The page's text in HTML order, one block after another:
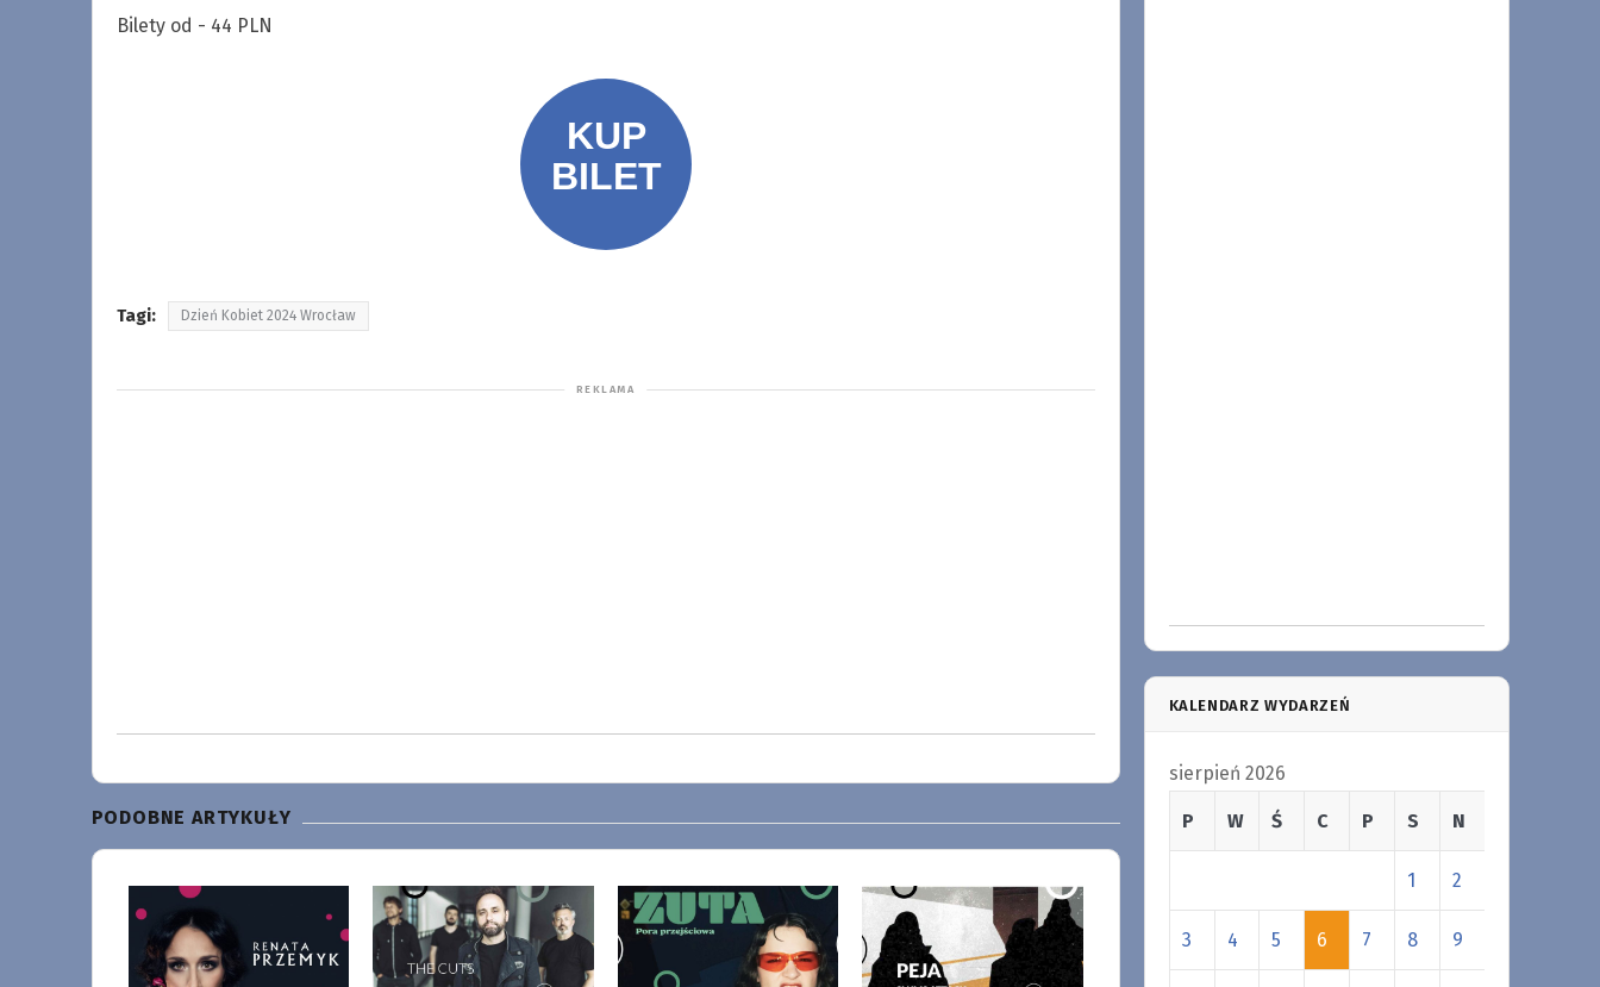
Bilety od - 44 PLN
Tagi: Dzień Kobiet 2024 Wrocław
PODOBNE ARTYKUŁY
KALENDARZ WYDARZEŃ
sierpień 2026
P W Ś C P S N
1 2
3 4 5 6 7 8 9